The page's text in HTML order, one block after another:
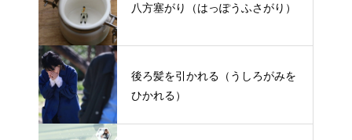
八方塞がり（はっぽうふさがり）
後ろ髪を引かれる（うしろがみを
ひかれる）